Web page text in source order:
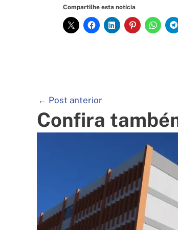
Compartilhe esta notícia
← Post anterior
Confira